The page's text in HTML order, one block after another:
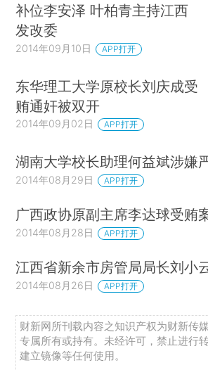
补位李安泽 叶柏青主持江西
发改委
2014年09月10日 APP打开
东华理工大学原校长刘庆成受
贿通奸被双开
2014年09月02日 APP打开
湖南大学校长助理何益斌涉嫌
2014年08月29日 APP打开
广西政协原副主席李达球受贿
2014年08月28日 APP打开
江西省新余市房管局局长刘小
2014年08月26日 APP打开
财新网所刊载内容之知识产权为财新传
专属所有或持有。未经许可，禁止进行
建立镜像等任何使用。